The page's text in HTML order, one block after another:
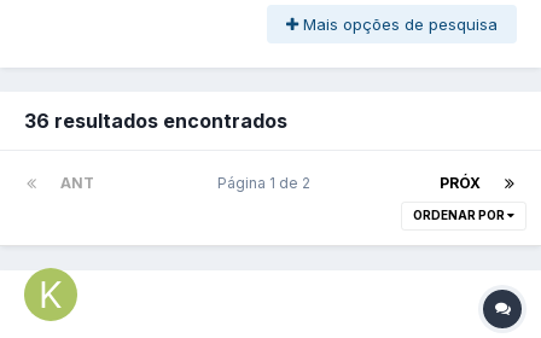
Mais opções de pesquisa
36 resultados encontrados
ANT PRÓX
Página 1 de 2
ORDENAR POR